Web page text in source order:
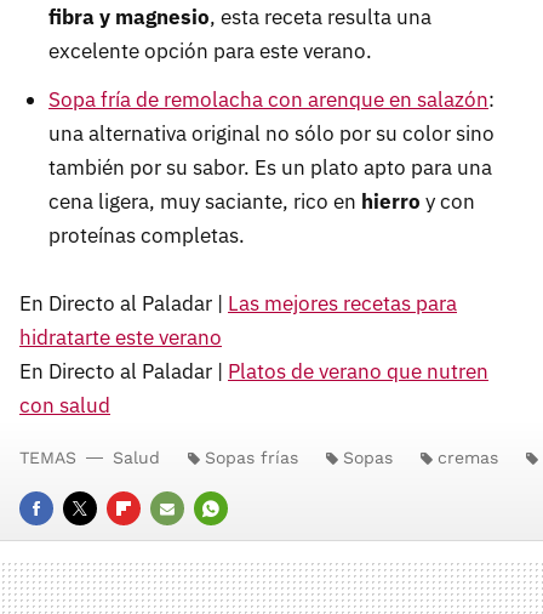
fibra y magnesio, esta receta resulta una
excelente opción para este verano.
Sopa fría de remolacha con arenque en salazón:
una alternativa original no sólo por su color sino
también por su sabor. Es un plato apto para una
cena ligera, muy saciante, rico en hierro y con
proteínas completas.
En Directo al Paladar | Las mejores recetas para
hidratarte este verano
En Directo al Paladar | Platos de verano que nutren
con salud
FACEBOOK
TWITTERFLIPBOARD
E-
MAIL
WHATSAPP
TEMAS Salud Sopas frías Sopas cremas